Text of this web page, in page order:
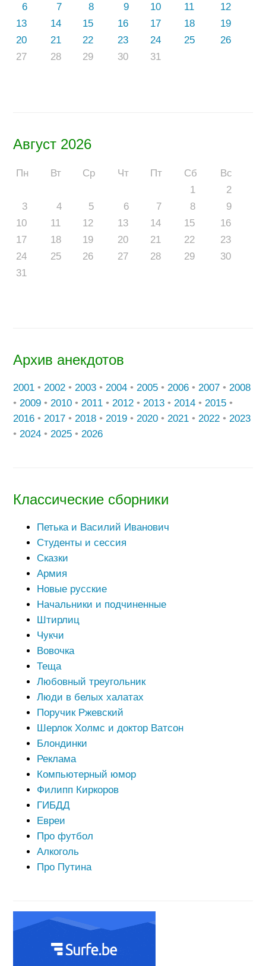
6
7 8 9 10 11
12
13
14 15 16 17 18
19
20
21 22 23 24 25
26
27
28 29 30 31
Август 2026
Пн Вт Ср Чт Пт Сб
Вс
1
2
3
4 5 6 7 8
9
10
11 12 13 14 15
16
17
18 19 20 21 22
23
24
25 26 27 28 29
30
31
Архив анекдотов
2001 • 2002 • 2003 • 2004 • 2005 • 2006 • 2007 • 2008
• 2009 • 2010 • 2011 • 2012 • 2013 • 2014 • 2015 •
2016 • 2017 • 2018 • 2019 • 2020 • 2021 • 2022 • 2023
• 2024 • 2025 • 2026
Классические сборники
Петька и Василий Иванович
Студенты и сессия
Сказки
Армия
Новые русские
Начальники и подчиненные
Штирлиц
Чукчи
Вовочка
Теща
Любовный треугольник
Люди в белых халатах
Поручик Ржевский
Шерлок Холмс и доктор Ватсон
Блондинки
Реклама
Компьютерный юмор
Филипп Киркоров
ГИБДД
Евреи
Про футбол
Алкоголь
Про Путина